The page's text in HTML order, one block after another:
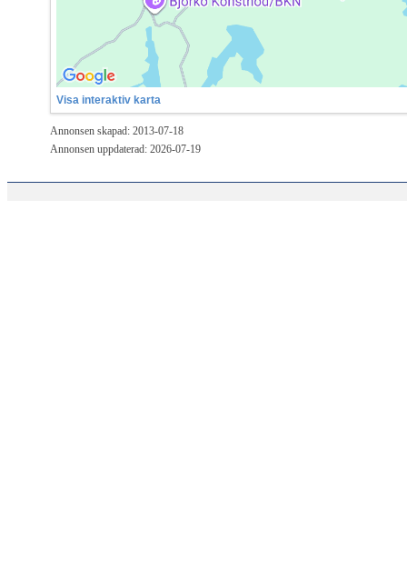
Visa interaktiv karta
Annonsen skapad: 2013-07-18
Annonsen uppdaterad: 2026-07-19